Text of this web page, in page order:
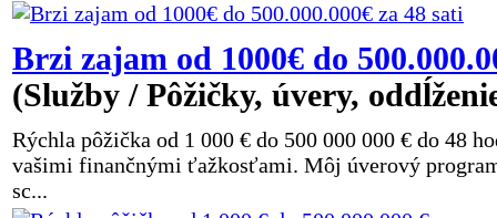
Brzi zajam od 1000€ do
(Služby / Pôžičky, úvery,
Rýchla pôžička od 1 000 € do 500 000 000 € do 48
vašimi finančnými ťažkosťami. Môj úverový
sc...